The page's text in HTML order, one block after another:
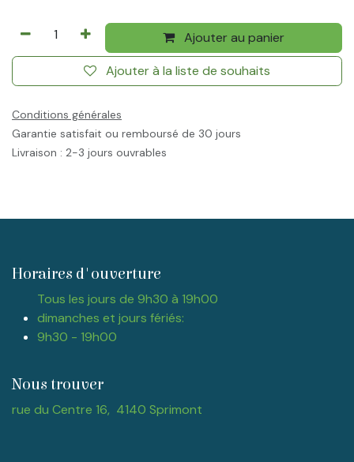
Ajouter au panier
Ajouter à la liste de souhaits
Conditions générales
Garantie satisfait ou remboursé de 30 jours
Livraison : 2-3 jours ouvrables
Horaires d'ouverture
Tous les jours de 9h30 à 19h00
dimanches et jours fériés:
9h30 - 19h00
Nous trouver
rue du Centre 16, 4140 Sprimont